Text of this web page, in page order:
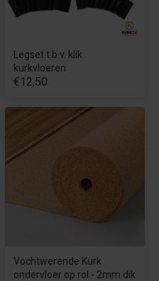
Legset t.b.v. klik
kurkvloeren
€12,50
Vochtwerende Kurk
ondervloer op rol - 2mm dik